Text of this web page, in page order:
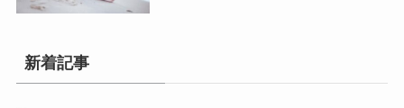
新着記事